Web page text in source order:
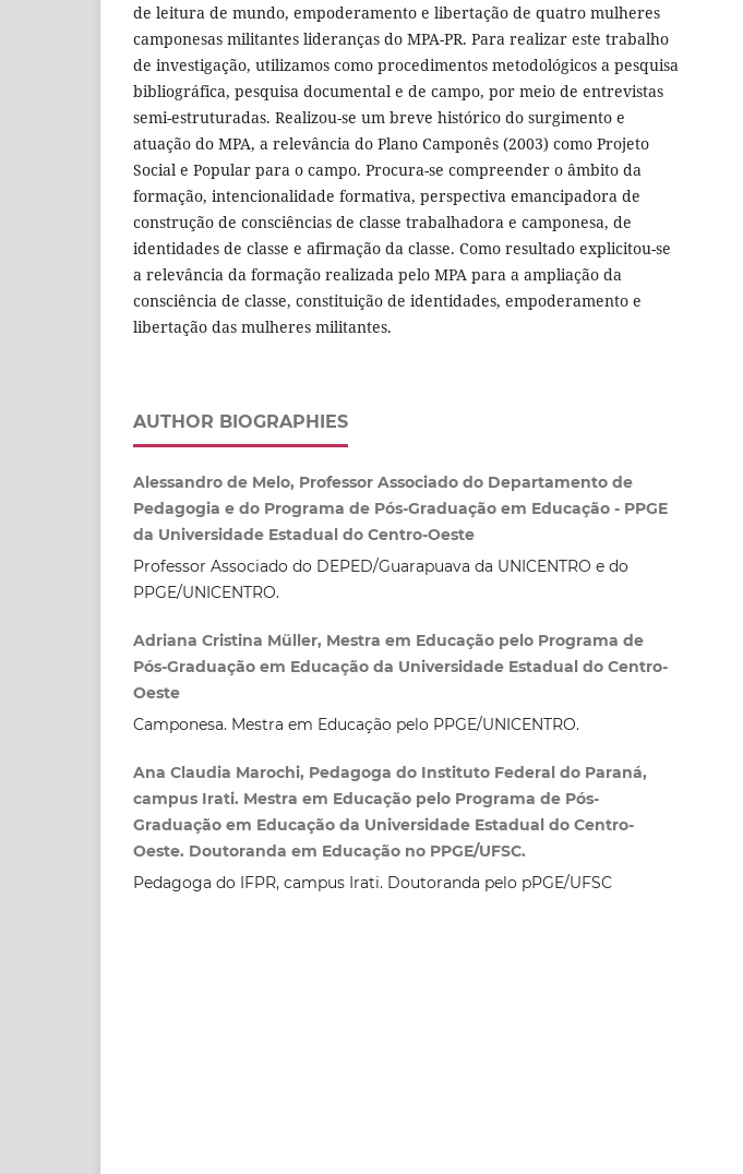
de leitura de mundo, empoderamento e libertação de quatro mulheres
camponesas militantes lideranças do MPA-PR. Para realizar este trabalho
de investigação, utilizamos como procedimentos metodológicos a pesquisa
bibliográfica, pesquisa documental e de campo, por meio de entrevistas
semi-estruturadas. Realizou-se um breve histórico do surgimento e
atuação do MPA, a relevância do Plano Camponês (2003) como Projeto
Social e Popular para o campo. Procura-se compreender o âmbito da
formação, intencionalidade formativa, perspectiva emancipadora de
construção de consciências de classe trabalhadora e camponesa, de
identidades de classe e afirmação da classe. Como resultado explicitou-se
a relevância da formação realizada pelo MPA para a ampliação da
consciência de classe, constituição de identidades, empoderamento e
libertação das mulheres militantes.
AUTHOR BIOGRAPHIES
Alessandro de Melo, Professor Associado do Departamento de
Pedagogia e do Programa de Pós-Graduação em Educação - PPGE
da Universidade Estadual do Centro-Oeste
Professor Associado do DEPED/Guarapuava da UNICENTRO e do
PPGE/UNICENTRO.
Adriana Cristina Müller, Mestra em Educação pelo Programa de
Pós-Graduação em Educação da Universidade Estadual do Centro-
Oeste
Camponesa. Mestra em Educação pelo PPGE/UNICENTRO.
Ana Claudia Marochi, Pedagoga do Instituto Federal do Paraná,
campus Irati. Mestra em Educação pelo Programa de Pós-
Graduação em Educação da Universidade Estadual do Centro-
Oeste. Doutoranda em Educação no PPGE/UFSC.
Pedagoga do IFPR, campus Irati. Doutoranda pelo pPGE/UFSC